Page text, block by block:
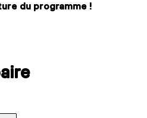
du programme !